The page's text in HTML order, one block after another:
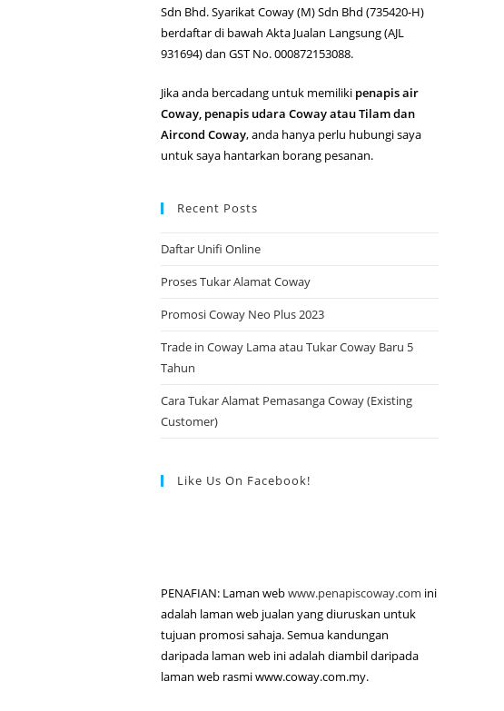
Sdn Bhd. Syarikat Coway (M) Sdn Bhd (735420-H)
berdaftar di bawah Akta Jualan Langsung (AJL
931694) dan GST No. 000872153088.
Jika anda bercadang untuk memiliki penapis air
Coway, penapis udara Coway atau Tilam dan
Aircond Coway, anda hanya perlu hubungi saya
untuk saya hantarkan borang pesanan.
Recent Posts
Daftar Unifi Online
Proses Tukar Alamat Coway
Promosi Coway Neo Plus 2023
Trade in Coway Lama atau Tukar Coway Baru 5
Tahun
Cara Tukar Alamat Pemasanga Coway (Existing
Customer)
Like Us On Facebook!
PENAFIAN: Laman webwww.penapiscoway.com ini
adalah laman web jualan yang diuruskan untuk
tujuan promosi sahaja. Semua kandungan
daripada laman web ini adalah diambil daripada
laman web rasmi www.coway.com.my.